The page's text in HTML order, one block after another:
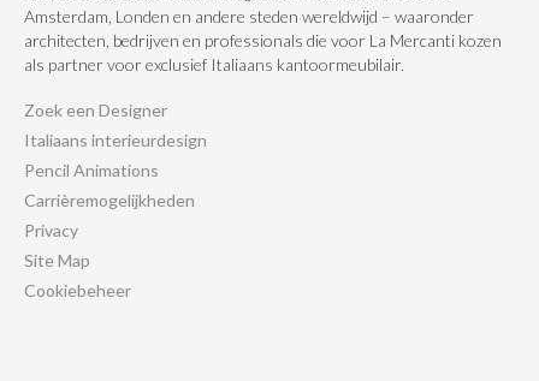
Amsterdam, Londen en andere steden wereldwijd – waaronder
architecten, bedrijven en professionals die voor La Mercanti kozen
als partner voor exclusief Italiaans kantoormeubilair.
Zoek een Designer
Italiaans interieurdesign
Pencil Animations
Carrièremogelijkheden
Privacy
Site Map
Cookiebeheer